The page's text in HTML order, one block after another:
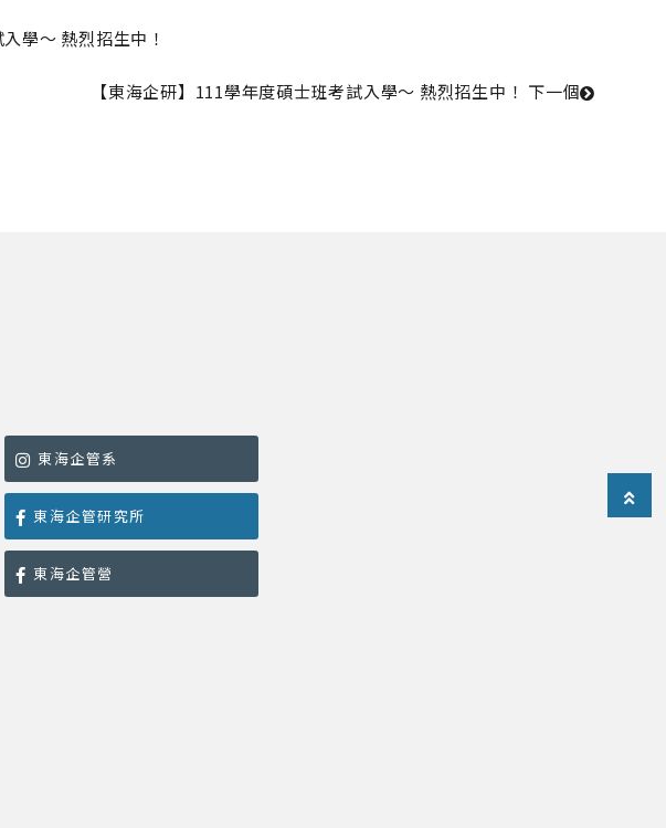
學～ 熱烈招生中！
【東海企研】111學年度碩士班考試入學～ 熱烈招生中！ 下一個
東海企管系
東海企管研究所
東海企管營